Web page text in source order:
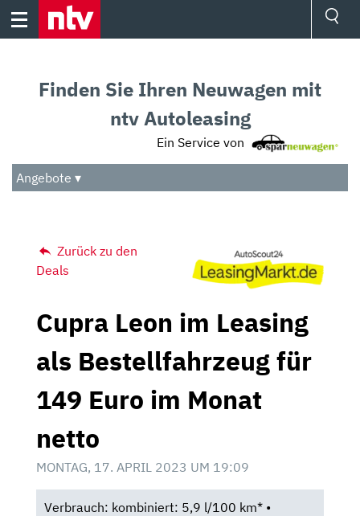
Skip
Audio
Das Beste
Finden Sie Ihren Neuwagen mit
ntv Autoleasing
Ein Service von
Angebote ▾
Zurück zu den
Deals
Cupra Leon im Leasing
als Bestellfahrzeug für
149 Euro im Monat
netto
MONTAG, 17. APRIL 2023 UM 19:09
Verbrauch: kombiniert: 5,9 l/100 km* •